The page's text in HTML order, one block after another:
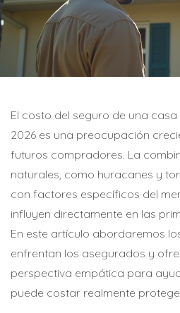
El costo del seguro de una
2026 es una preocupación
futuros compradores. La
naturales, como huracanes y
con factores específicos del
influyen directamente en las
En este artículo abordaremos
enfrentan los asegurados y
perspectiva empática para
puede costar realmente